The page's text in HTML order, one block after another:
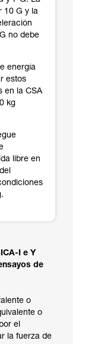
10 G y la
no debe
energía
estos
en la CSA
kg
libre en
I e Y
de
o
o
el
la fuerza de